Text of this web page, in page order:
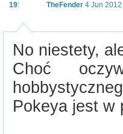
19: TheFender 4 Jun
No niestety,
Choć
Pokeya jest w